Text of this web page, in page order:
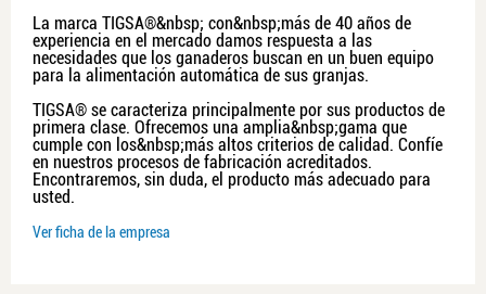
La marca TIGSA®&nbsp; con&nbsp;más de 40 años de
experiencia en el mercado damos respuesta a las
necesidades que los ganaderos buscan en un buen equipo
para la alimentación automática de sus granjas.
TIGSA® se caracteriza principalmente por sus productos de
primera clase. Ofrecemos una amplia&nbsp;gama que
cumple con los&nbsp;más altos criterios de calidad. Confíe
en nuestros procesos de fabricación acreditados.
Encontraremos, sin duda, el producto más adecuado para
usted.
Ver ficha de la empresa